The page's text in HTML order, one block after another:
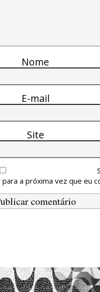
Nome
E-mail
Site
a próxima vez que eu